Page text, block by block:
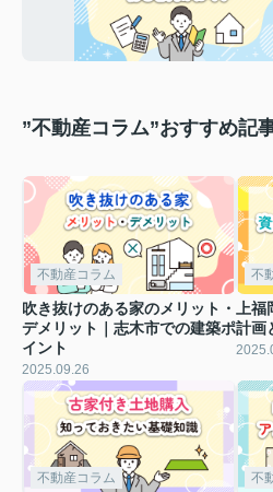
”不動産コラム”おすすめ記
不動産コラム
吹き抜けのある家のメリット・
デメリット｜志木市での建築ポ
イント
2025.09.26
不
上
計画
不動産コラム 不